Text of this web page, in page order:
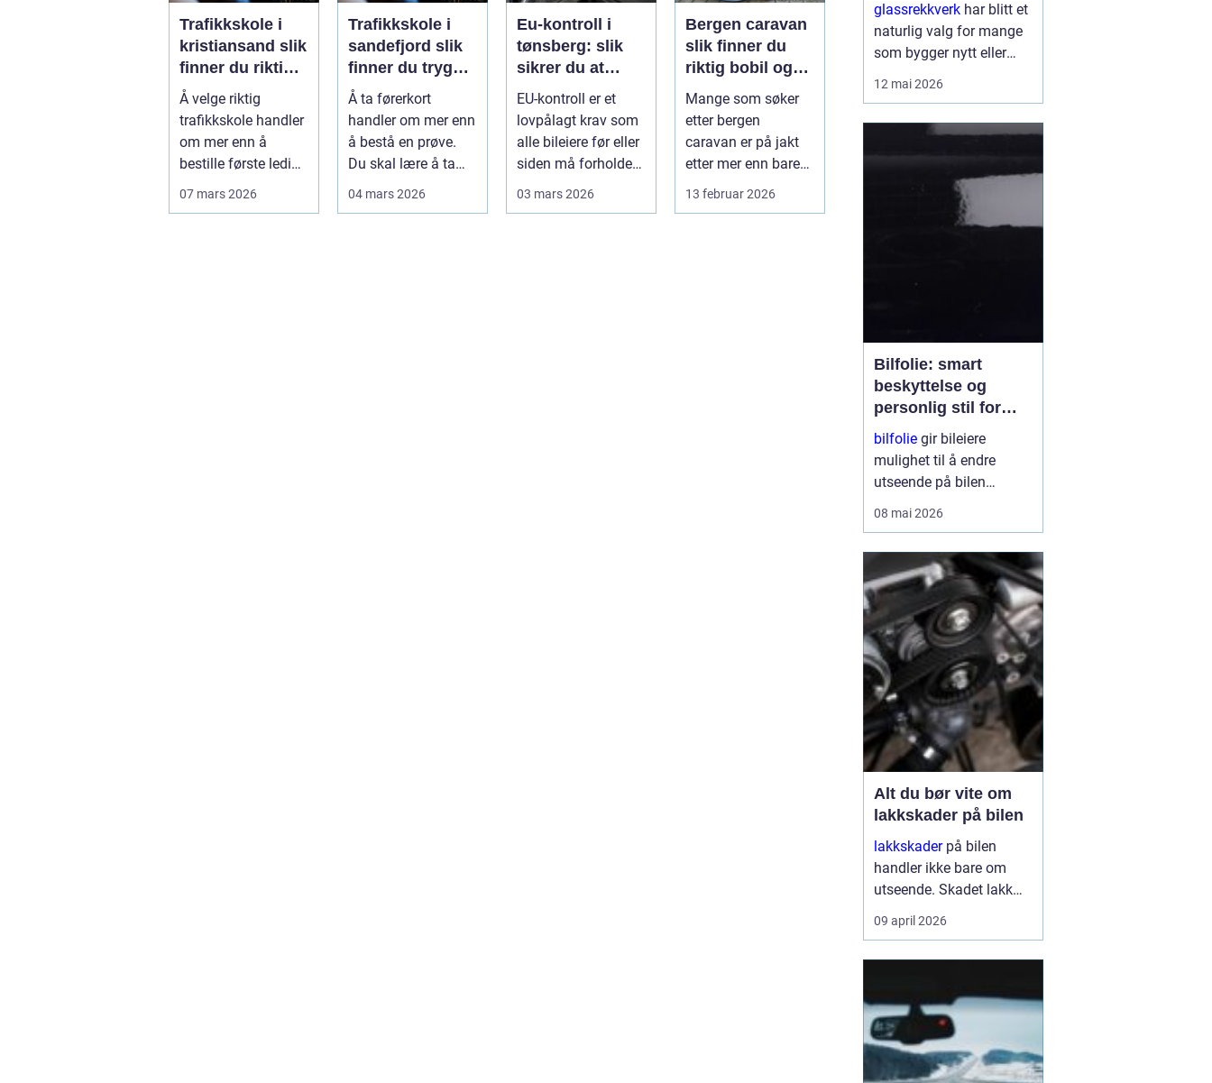
Trafikkskole i
kristiansand slik
finner du riktig
opplæring
Å velge riktig
trafikkskole handler
om mer enn å
bestille første ledige
07 mars 2026
Trafikkskole i
sandefjord slik
finner du trygg
og effektiv
opplæring
Å ta førerkort
handler om mer enn
å bestå en prøve.
Du skal lære å ta
04 mars 2026
Eu-kontroll i
tønsberg: slik
sikrer du at
bilen går
gjennom
EU-kontroll er et
lovpålagt krav som
alle bileiere før eller
siden må forholde
03 mars 2026
Bergen caravan
slik finner du
riktig bobil og
campingvogn på
vestlandet
Mange som søker
etter bergen
caravan er på jakt
etter mer enn bare
et kjøretøy. De vil ha
13 februar 2026
glassrekkverk har blitt et
naturlig valg for mange
som bygger nytt eller
oppgraderer bolig, hytte
balkonger, terrasser og
12 mai 2026
Bilfolie: smart
beskyttelse og
personlig stil for
bilen
bilfolie gir bileiere
mulighet til å endre
utseende på bilen
samtidig som lakken får
velger folie for å gi bilen
et mer eksklusivt preg,
mens andre ser mest på
fordelene med øk...
08 mai 2026
Alt du bør vite om
lakkskader på bilen
lakkskaderpå bilen
handler ikke bare om
utseende. Skadet lakk
åpner veien for rust,
verdifall og dyrere
reparasjon fordi skaden
virker liten, men små
merker kan raskt utvikle
09 april 2026